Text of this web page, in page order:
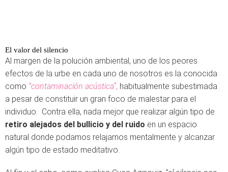
El valor del silencio
Al margen de la polución ambiental, uno de los peores
efectos de la urbe en cada uno de nosotros es la conocida
como “contaminación acústica”, habitualmente subestimada
a pesar de constituir un gran foco de malestar para el
individuo. Contra ella, nada mejor que realizar algún tipo de
retiro alejados del bullicio y del ruido en un espacio
natural donde podamos relajarnos mentalmente y alcanzar
algún tipo de estado meditativo.